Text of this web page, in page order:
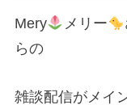
Mery メリー
らの
雑談配信がメイ